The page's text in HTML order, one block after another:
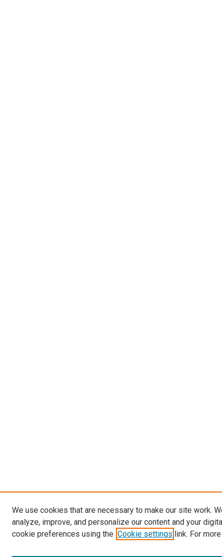
We use cookies that are necessary to make our site work.
analyze, improve, and personalize our content and your
cookie preferences using the Cookie settings link. For